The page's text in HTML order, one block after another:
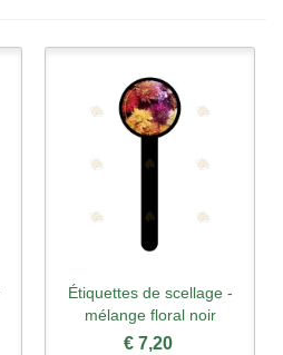
Étiquettes de scellage -
mélange floral noir
€ 7,20